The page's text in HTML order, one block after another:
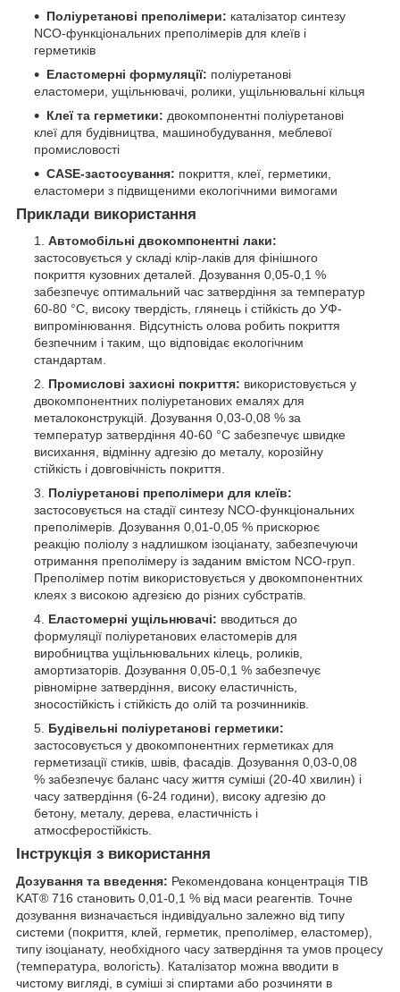
Поліуретанові преполімери: каталізатор синтезу
NCO-функціональних преполімерів для клеїв і
герметиків
Еластомерні формуляції: поліуретанові
еластомери, ущільнювачі, ролики, ущільнювальні кільця
Клеї та герметики: двокомпонентні поліуретанові
клеї для будівництва, машинобудування, меблевої
промисловості
CASE-застосування: покриття, клеї, герметики,
еластомери з підвищеними екологічними вимогами
Приклади використання
Автомобільні двокомпонентні лаки:
застосовується у складі клір-лаків для фінішного
покриття кузовних деталей. Дозування 0,05-0,1 %
забезпечує оптимальний час затвердіння за температур
60-80 °C, високу твердість, глянець і стійкість до УФ-
випромінювання. Відсутність олова робить покриття
безпечним і таким, що відповідає екологічним
стандартам.
Промислові захисні покриття: використовується у
двокомпонентних поліуретанових емалях для
металоконструкцій. Дозування 0,03-0,08 % за
температур затвердіння 40-60 °C забезпечує швидке
висихання, відмінну адгезію до металу, корозійну
стійкість і довговічність покриття.
Поліуретанові преполімери для клеїв:
застосовується на стадії синтезу NCO-функціональних
преполімерів. Дозування 0,01-0,05 % прискорює
реакцію поліолу з надлишком ізоціанату, забезпечуючи
отримання преполімеру із заданим вмістом NCO-груп.
Преполімер потім використовується у двокомпонентних
клеях з високою адгезією до різних субстратів.
Еластомерні ущільнювачі: вводиться до
формуляції поліуретанових еластомерів для
виробництва ущільнювальних кілець, роликів,
амортизаторів. Дозування 0,05-0,1 % забезпечує
рівномірне затвердіння, високу еластичність,
зносостійкість і стійкість до олій та розчинників.
Будівельні поліуретанові герметики:
застосовується у двокомпонентних герметиках для
герметизації стиків, швів, фасадів. Дозування 0,03-0,08
% забезпечує баланс часу життя суміші (20-40 хвилин) і
часу затвердіння (6-24 години), високу адгезію до
бетону, металу, дерева, еластичність і
атмосферостійкість.
Інструкція з використання
Дозування та введення: Рекомендована концентрація TIB
KAT® 716 становить 0,01-0,1 % від маси реагентів. Точне
дозування визначається індивідуально залежно від типу
системи (покриття, клей, герметик, преполімер, еластомер),
типу ізоціанату, необхідного часу затвердіння та умов процесу
(температура, вологість). Каталізатор можна вводити в
чистому вигляді, в суміші зі спиртами або розчиняти в